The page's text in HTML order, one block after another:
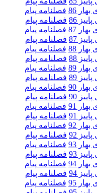
86
فصلنامه پیام
86
فصلنامه پیام
87
فصلنامه پیام
87
فصلنامه پیام
88
فصلنامه پیام
88
فصلنامه پیام
89
فصلنامه پیام
89
فصلنامه پیام
90
فصلنامه پیام
90
فصلنامه پیام
91
فصلنامه پیام
91
فصلنامه پیام
92
فصلنامه پیام
92
فصلنامه پیام
93
فصلنامه پیام
93
فصلنامه پیام
94
فصلنامه پیام
94
فصلنامه پیام
95
فصلنامه پیام